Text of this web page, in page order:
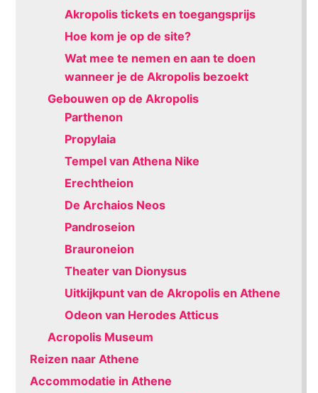
Akropolis tickets en toegangsprijs
Hoe kom je op de site?
Wat mee te nemen en aan te doen
wanneer je de Akropolis bezoekt
Gebouwen op de Akropolis
Parthenon
Propylaia
Tempel van Athena Nike
Erechtheion
De Archaios Neos
Pandroseion
Brauroneion
Theater van Dionysus
Uitkijkpunt van de Akropolis en Athene
Odeon van Herodes Atticus
Acropolis Museum
Reizen naar Athene
Accommodatie in Athene